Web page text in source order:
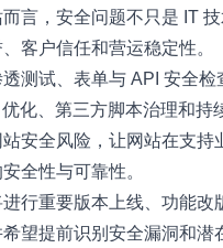
言，安全问题不只是 IT
客户信任和营运稳定性。
测试、表单与 API 安全检
化、第三方脚本治理和持
安全风险，让网站在支持
全性与可靠性。
行重要版本上线、功能改
望提前识别安全漏洞和潜